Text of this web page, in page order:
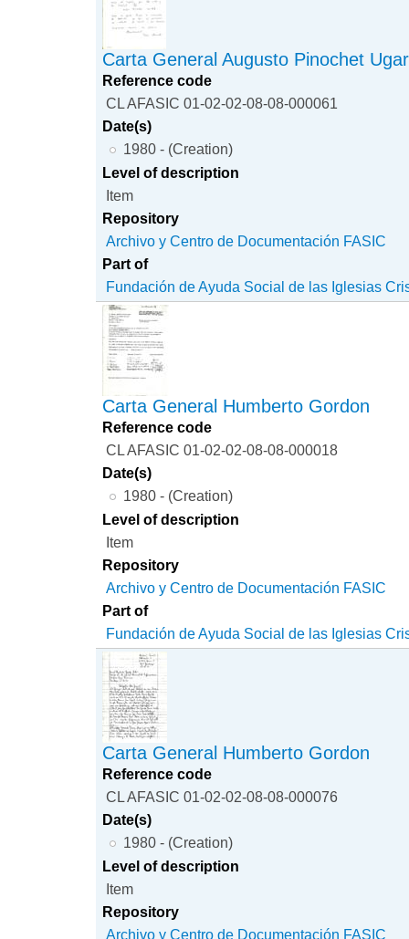
Carta General Augusto Pinochet
Reference code
CL AFASIC 01-02-02-08-08-000061
Date(s)
1980 - (Creation)
Level of description
Item
Repository
Archivo y Centro de Documentación FASIC
Part of
Fundación de Ayuda Social de las Iglesias
Carta General Humberto Gordon
Reference code
CL AFASIC 01-02-02-08-08-000018
Date(s)
1980 - (Creation)
Level of description
Item
Repository
Archivo y Centro de Documentación FASIC
Part of
Fundación de Ayuda Social de las Iglesias
Carta General Humberto Gordon
Reference code
CL AFASIC 01-02-02-08-08-000076
Date(s)
1980 - (Creation)
Level of description
Item
Repository
Archivo y Centro de Documentación FASIC